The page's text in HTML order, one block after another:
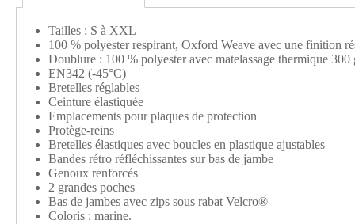
Tailles : S à XXL
100 % polyester respirant, Oxford Weave avec une finition
Doublure : 100 % polyester avec matelassage thermique 300
EN342 (-45°C)
Bretelles réglables
Ceinture élastiquée
Emplacements pour plaques de protection
Protège-reins
Bretelles élastiques avec boucles en plastique ajustables
Bandes rétro réfléchissantes sur bas de jambe
Genoux renforcés
2 grandes poches
Bas de jambes avec zips sous rabat Velcro®
Coloris : marine.